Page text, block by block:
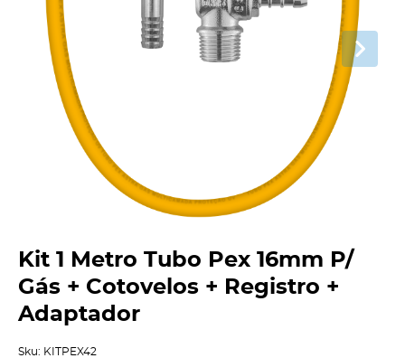
Kit 1 Metro Tubo Pex 16mm P/
Gás + Cotovelos + Registro +
Adaptador
Sku: KITPEX42